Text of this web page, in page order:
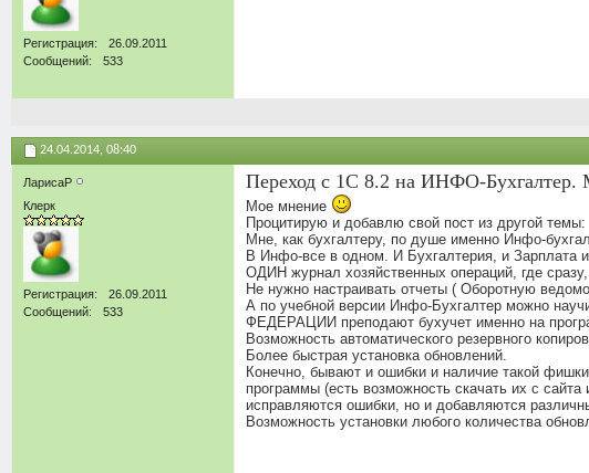
Регистрация
26.09.2011
Сообщений
533
24.04.2014, 08:40
ЛарисаР
Клерк
Регистрация
26.09.2011
Сообщений
533
Переход с 1С 8.2 на ИНФО-
Мое мнение
Процитирую и добавлю свой пост из другой темы:
Мне, как бухгалтеру, по душе именно Инфо-
В Инфо-все в одном. И Бухгалтерия, и Зарплата
ОДИН журнал хозяйственных операций, где
Не нужно настраивать отчеты ( Оборотную
А по учебной версии Инфо-Бухгалтер можно
ФЕДЕРАЦИИ преподают бухучет именно на
Возможность автоматического резервного
Более быстрая установка обновлений.
Конечно, бывают и ошибки и наличие такой фишки
программы (есть возможность скачать их с
исправляются ошибки, но и добавляются
Возможность установки любого количества